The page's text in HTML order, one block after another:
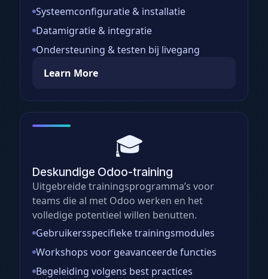
Systeemconfiguratie & installatie
Datamigratie & integratie
Ondersteuning & testen bij livegang
Learn More
🎓
Deskundige Odoo-training
Uitgebreide trainingsprogramma’s voor
teams die al met Odoo werken en het
volledige potentieel willen benutten.
Gebruikersspecifieke trainingsmodules
Workshops voor geavanceerde functies
Begeleiding volgens best practices